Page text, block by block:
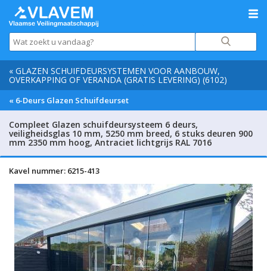
« GLAZEN SCHUIFDEURSYSTEMEN VOOR AANBOUW,
OVERKAPPING OF VERANDA (GRATIS LEVERING) (6102)
« 6-Deurs Glazen Schuifdeurset
Compleet Glazen schuifdeursysteem 6 deurs,
veiligheidsglas 10 mm, 5250 mm breed, 6 stuks deuren 900
mm 2350 mm hoog, Antraciet lichtgrijs RAL 7016
Kavel nummer: 6215-413